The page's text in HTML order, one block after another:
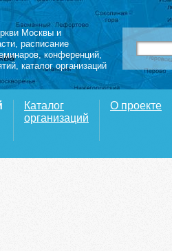
Москвы и
, расписание
,конференций,
каталог организаций
Каталог
организаций
О проекте